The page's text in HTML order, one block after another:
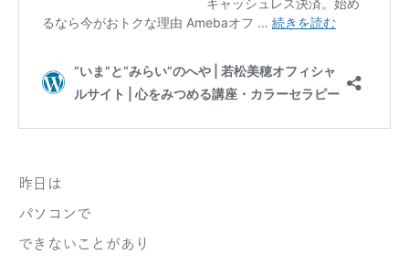
昨日は
パソコンで
できないことがあり